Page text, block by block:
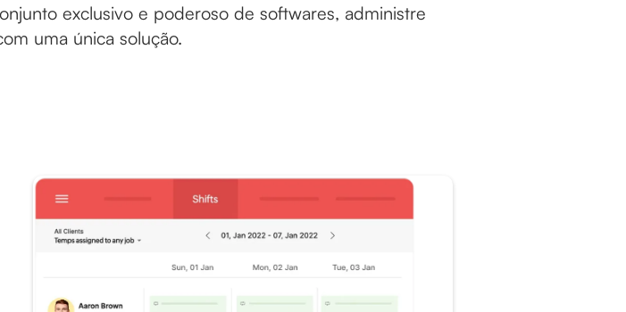
exclusivo e poderoso de softwares, administre
uma única solução.